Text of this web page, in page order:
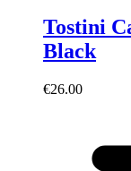
Tostini
Black
€26.00